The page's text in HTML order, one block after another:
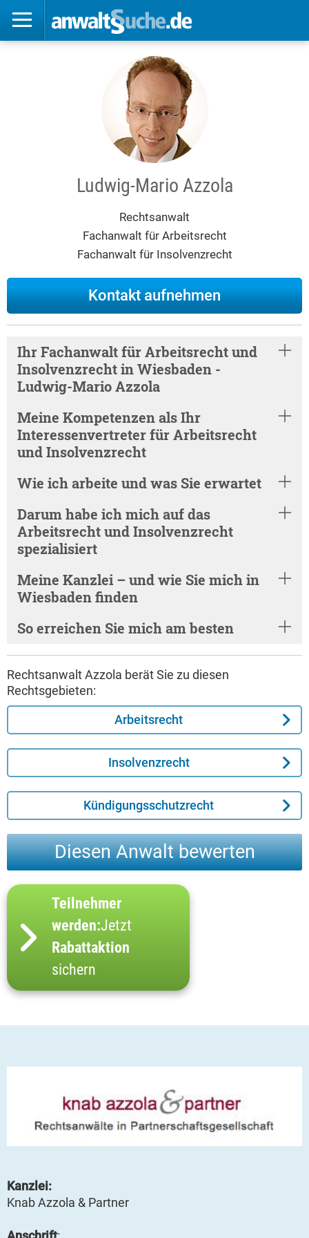
Ludwig-Mario Azzola
Rechtsanwalt
Fachanwalt für Arbeitsrecht
Fachanwalt für Insolvenzrecht
Kontakt aufnehmen
Ihr Fachanwalt für Arbeitsrecht und
Insolvenzrecht in Wiesbaden -
Ludwig-Mario Azzola
Meine Kompetenzen als Ihr
Interessenvertreter für Arbeitsrecht
und Insolvenzrecht
Wie ich arbeite und was Sie erwartet
Darum habe ich mich auf das
Arbeitsrecht und Insolvenzrecht
spezialisiert
Meine Kanzlei – und wie Sie mich in
Wiesbaden finden
So erreichen Sie mich am besten
Rechtsanwalt Azzola berät Sie zu diesen
Rechtsgebieten:
Arbeitsrecht
Insolvenzrecht
Kündigungsschutzrecht
Diesen Anwalt bewerten
Teilnehmer
werden:Jetzt
Rabattaktion
sichern
Kanzlei:
Knab Azzola & Partner